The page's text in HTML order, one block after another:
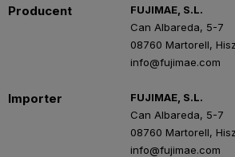
Producent
FUJIMAE, S.L.
Can Albareda, 5-7
08760 Martorell,
info@fujimae.com
Importer
FUJIMAE, S.L.
Can Albareda, 5-7
08760 Martorell,
info@fujimae.com